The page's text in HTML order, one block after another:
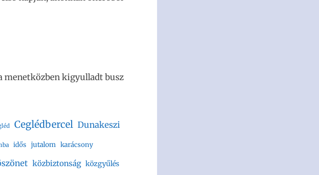
menetközben kigyulladt busz
Ceglédbercel Dunakeszi
idős jutalom karácsony
közbiztonság közgyűlés